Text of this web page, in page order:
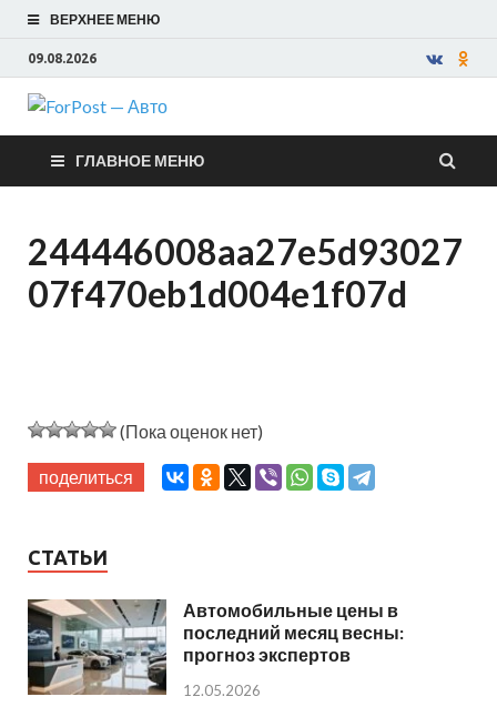
ВЕРХНЕЕ МЕНЮ
09.08.2026
ForPost —
Авто
ГЛАВНОЕ МЕНЮ
244446008aa27e5d93027
07f470eb1d004e1f07d
(Пока оценок нет)
поделиться
СТАТЬИ
Автомобильные цены в
последний месяц весны:
прогноз экспертов
12.05.2026